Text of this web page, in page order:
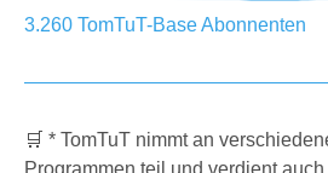
3.260 TomTuT-BaseAbonnenten
🛒 * TomTuT nimmt an